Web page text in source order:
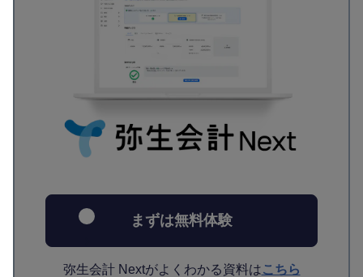
まずは無料体験
弥生会計 Nextがよくわかる資料はこちら